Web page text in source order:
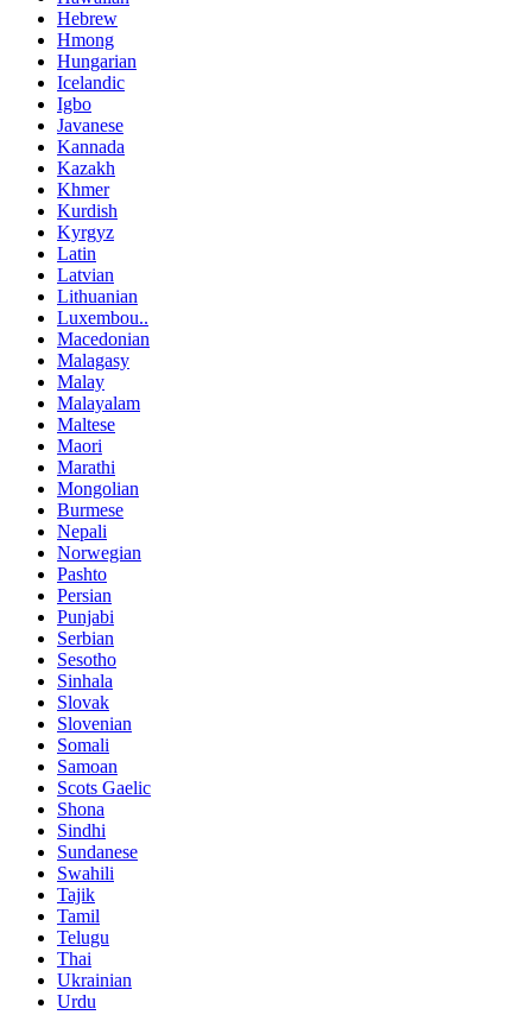
Hebrew
Hmong
Hungarian
Icelandic
Igbo
Javanese
Kannada
Kazakh
Khmer
Kurdish
Kyrgyz
Latin
Latvian
Lithuanian
Luxembou..
Macedonian
Malagasy
Malay
Malayalam
Maltese
Maori
Marathi
Mongolian
Burmese
Nepali
Norwegian
Pashto
Persian
Punjabi
Serbian
Sesotho
Sinhala
Slovak
Slovenian
Somali
Samoan
Scots Gaelic
Shona
Sindhi
Sundanese
Swahili
Tajik
Tamil
Telugu
Thai
Ukrainian
Urdu